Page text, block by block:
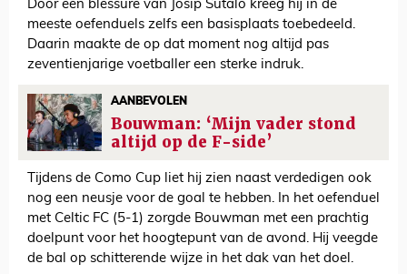
Door een blessure van Josip Sutalo kreeg hij in de
meeste oefenduels zelfs een basisplaats toebedeeld.
Daarin maakte de op dat moment nog altijd pas
zeventienjarige voetballer een sterke indruk.
AANBEVOLEN
Bouwman: ‘Mijn vader stond
altijd op de F-side’
Tijdens de Como Cup liet hij zien naast verdedigen ook
nog een neusje voor de goal te hebben. In het oefenduel
met Celtic FC (5-1) zorgde Bouwman met een prachtig
doelpunt voor het hoogtepunt van de avond. Hij veegde
de bal op schitterende wijze in het dak van het doel.